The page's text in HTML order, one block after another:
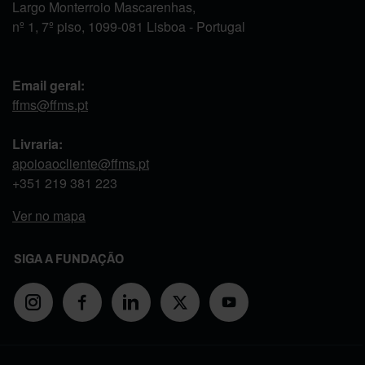
Largo Monterroio Mascarenhas,
nº 1, 7º piso, 1099-081 Lisboa - Portugal
Email geral:
ffms@ffms.pt
Livraria:
apoioaocliente@ffms.pt
+351 219 381 223
Ver no mapa
SIGA A FUNDAÇÃO